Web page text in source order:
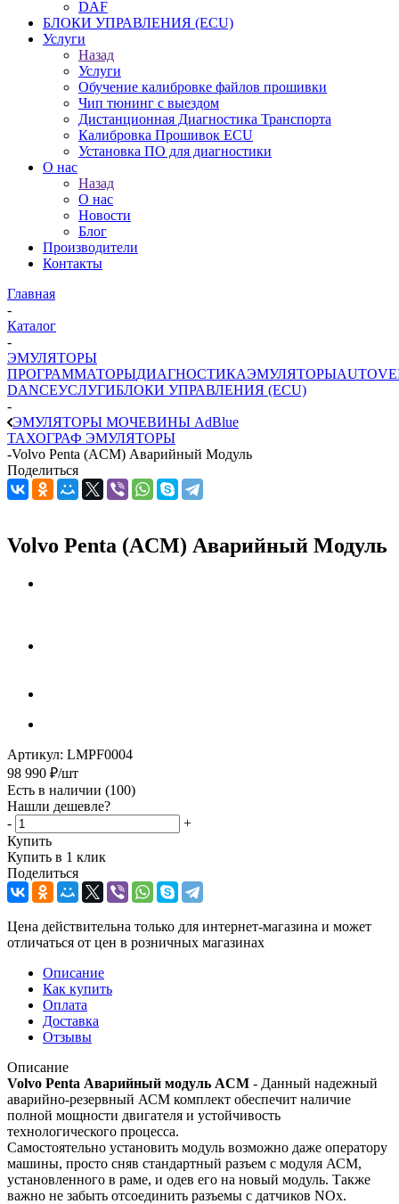
DAF
БЛОКИ УПРАВЛЕНИЯ (ECU)
Услуги
Назад
Услуги
Обучение калибровке файлов прошивки
Чип тюнинг с выездом
Дистанционная Диагностика Транспорта
Калибровка Прошивок ECU
Установка ПО для диагностики
О нас
Назад
О нас
Новости
Блог
Производители
Контакты
Главная
-
Каталог
-
ЭМУЛЯТОРЫ
ПРОГРАММАТОРЫДИАГНОСТИКАЭМУЛЯТОРЫ
DANCEУСЛУГИБЛОКИ УПРАВЛЕНИЯ (ECU)
-
ЭМУЛЯТОРЫ МОЧЕВИНЫ АdBlue
ТАХОГРАФ ЭМУЛЯТОРЫ
-Volvo Penta (ACM) Аварийный Модуль
Поделиться
Volvo Penta (ACM) Аварийный Модуль
Артикул: LMPF0004
98 990 ₽/шт
Есть в наличии (100)
Нашли дешевле?
-
+
Купить
Купить в 1 клик
Поделиться
Цена действительна только для интернет-магазина и может
отличаться от цен в розничных магазинах
Описание
Как купить
Оплата
Доставка
Отзывы
Описание
Volvo Penta Аварийный модуль ACM - Данный надежный
аварийно-резервный АСМ комплект обеспечит наличие
полной мощности двигателя и устойчивость
технологического процесса.
Самостоятельно установить модуль возможно даже оператору
машины, просто сняв стандартный разъем с модуля АСМ,
установленного в раме, и одев его на новый модуль. Также
важно не забыть отсоединить разъемы с датчиков NOx.